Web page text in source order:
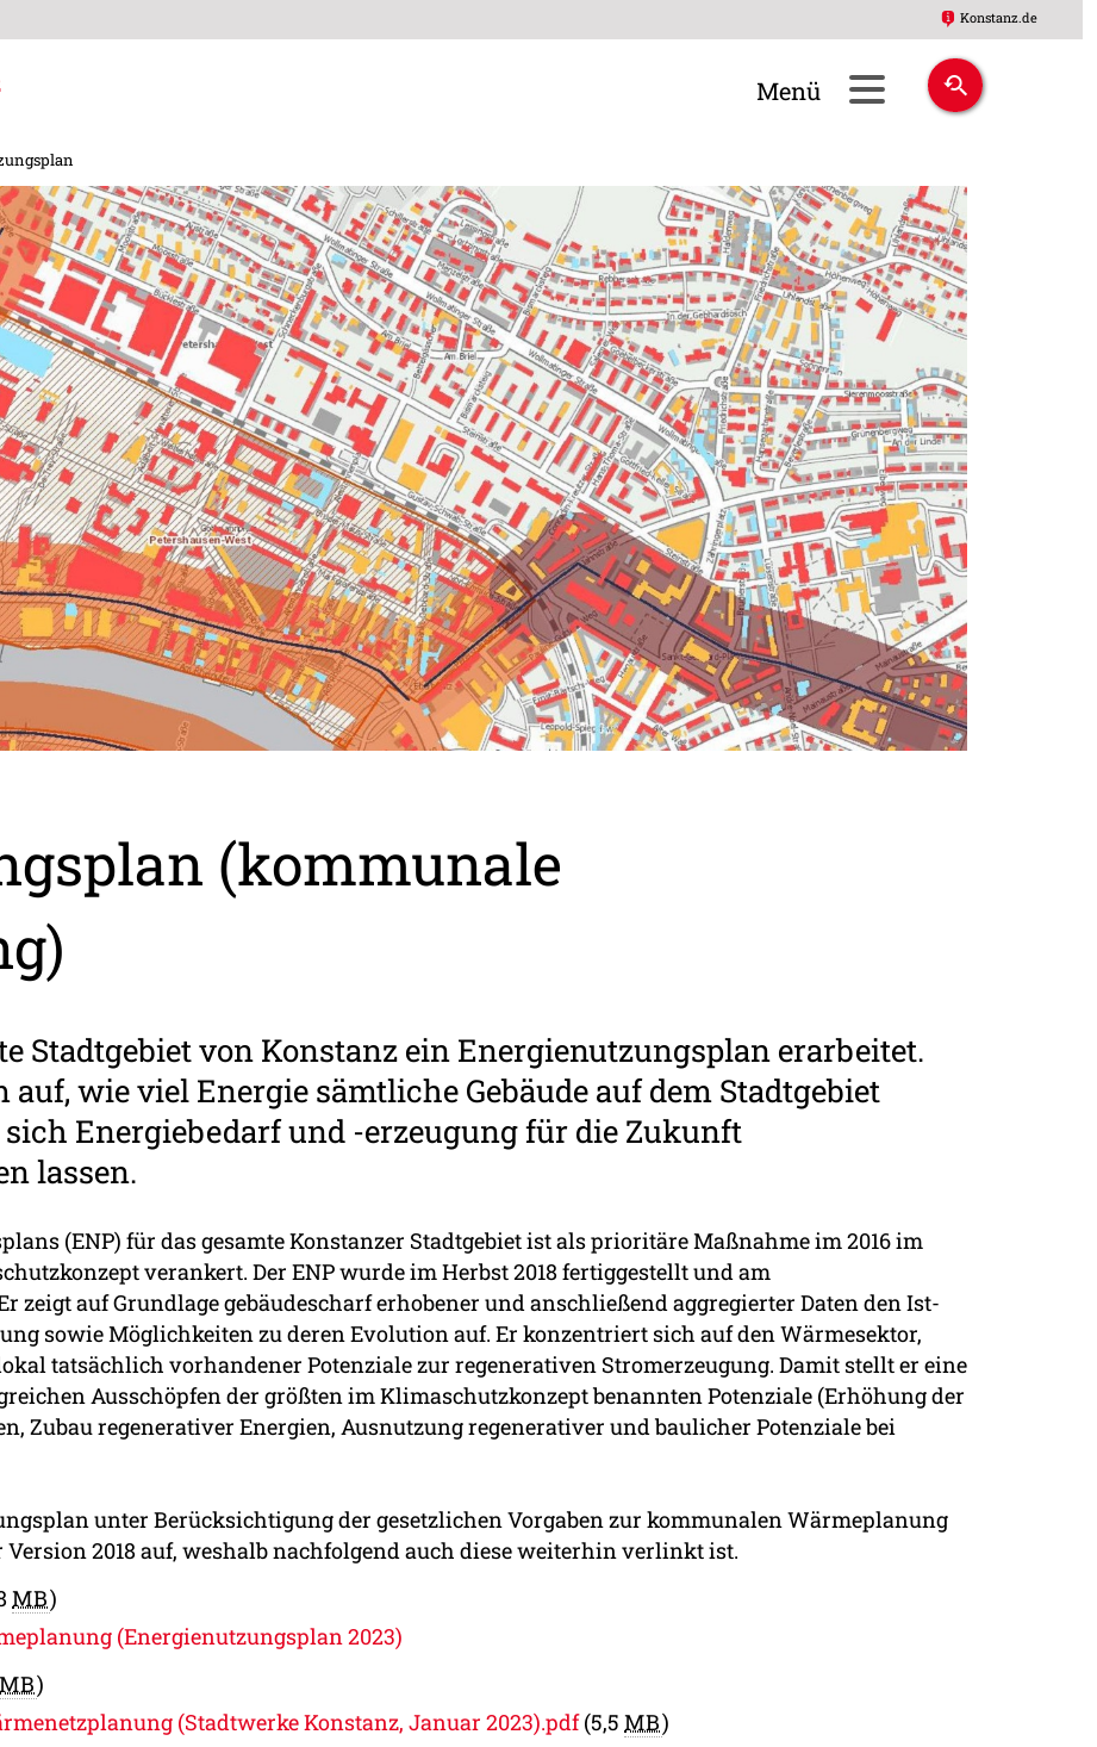
Konstanz.de
(kommunale
Stadtgebiet von Konstanz ein Energienutzungsplan erarbeitet.
auf, wie viel Energie sämtliche Gebäude auf dem Stadtgebiet
Energiebedarf und -erzeugung für die Zukunft
lassen.
(ENP) für das gesamte Konstanzer Stadtgebiet ist als prioritäre Maßnahme im 2016 im
verankert. Der ENP wurde im Herbst 2018 fertiggestellt und am
zeigt auf Grundlage gebäudescharf erhobener und anschließend aggregierter Daten den Ist-
sowie Möglichkeiten zu deren Evolution auf. Er konzentriert sich auf den Wärmesektor,
tatsächlich vorhandener Potenziale zur regenerativen Stromerzeugung. Damit stellt er eine
Ausschöpfen der größten im Klimaschutzkonzept benannten Potenziale (Erhöhung der
Zubau regenerativer Energien, Ausnutzung regenerativer und baulicher Potenziale bei
unter Berücksichtigung der gesetzlichen Vorgaben zur kommunalen Wärmeplanung
2018 auf, weshalb nachfolgend auch diese weiterhin verlinkt ist.
MB)
(Energienutzungsplan 2023)
MB)
(Stadtwerke Konstanz, Januar 2023).pdf (5,5MB)